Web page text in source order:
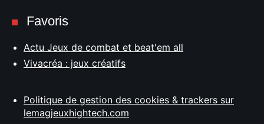
Favoris
Actu Jeux de combat et beat'em all
Vivacréa : jeux créatifs
Politique de gestion des cookies & trackers sur
lemagjeuxhightech.com